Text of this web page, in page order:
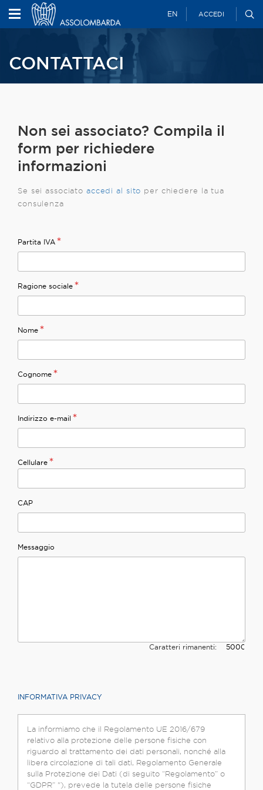
EN ACCEDI
CONTATTACI
Non sei associato? Compila il
form per richiedere
informazioni
Se sei associato accedi al sito per chiedere la tua
consulenza
Partita IVA *
Ragione sociale *
Nome *
Cognome *
Indirizzo e-mail *
Cellulare *
CAP
Messaggio
Caratteri rimanenti:
INFORMATIVA PRIVACY
La informiamo che il Regolamento UE 2016/679
relativo alla protezione delle persone fisiche con
riguardo al trattamento dei dati personali, nonché alla
libera circolazione di tali dati, Regolamento Generale
sulla Protezione dei Dati (di seguito “Regolamento” o
“GDPR” "), prevede la tutela delle persone fisiche